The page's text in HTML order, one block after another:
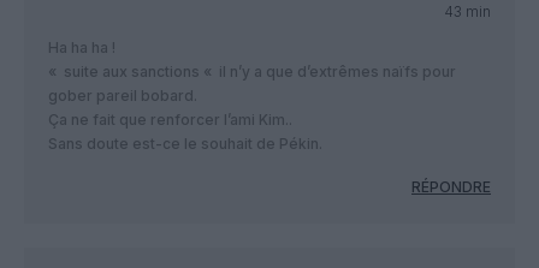
43 min
Ha ha ha !
« suite aux sanctions « il n’y a que d’extrêmes naïfs pour
gober pareil bobard.
Ça ne fait que renforcer l’ami Kim..
Sans doute est-ce le souhait de Pékin.
RÉPONDRE